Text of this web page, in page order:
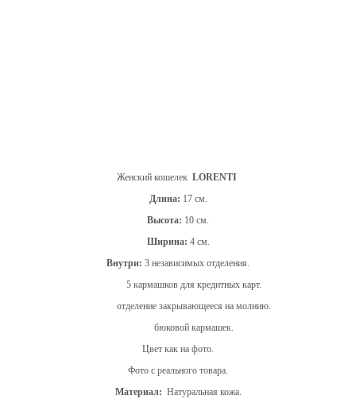
Женский кошелек LORENTI
Длина: 17 см.
Высота: 10 см.
Ширина: 4 см.
Внутри: 3 независимых отделения.
5 кармашков для кредитных карт.
отделение закрывающееся на молнию.
бюковой кармашек.
Цвет как на фото.
Фото с реального товара.
Материал: Натуральная кожа.